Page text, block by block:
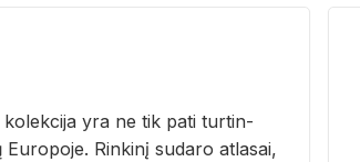
ko­lek­ci­ja yra ne tik pati tur­tin­
Rin­ki­nį su­da­ro at­la­sai,